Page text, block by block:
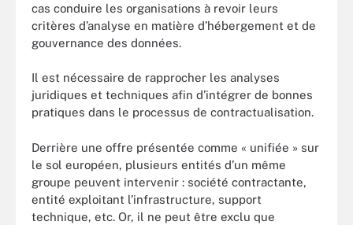
cas conduire les organisations à revoir leurs
critères d’analyse en matière d’hébergement et de
gouvernance des données.
Il est nécessaire de rapprocher les analyses
juridiques et techniques afin d’intégrer de bonnes
pratiques dans le processus de contractualisation.
Derrière une offre présentée comme « unifiée » sur
le sol européen, plusieurs entités d’un même
groupe peuvent intervenir : société contractante,
entité exploitant l’infrastructure, support
technique, etc. Or, il ne peut être exclu que